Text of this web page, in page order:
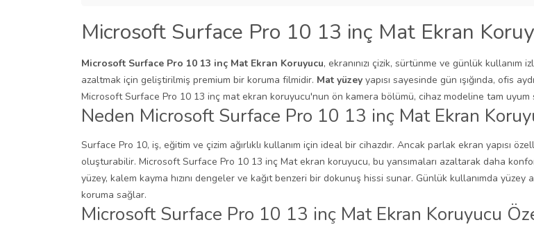
Microsoft Surface Pro 10 13 inç Mat Ekran
Microsoft Surface Pro 10 13 inç Mat Ekran Koruyucu, ekranınızı çizik, sürtünme ve günlük kullanım
azaltmak için geliştirilmiş premium bir koruma filmidir. Mat yüzey yapısı sayesinde gün ışığında, ofis
Microsoft Surface Pro 10 13 inç mat ekran koruyucu'nun ön kamera bölümü, cihaz modeline tam uyum
Neden Microsoft Surface Pro 10 13 inç Mat Ekran
Surface Pro 10, iş, eğitim ve çizim ağırlıklı kullanım için ideal bir cihazdır. Ancak parlak ekran yapısı
oluşturabilir. Microsoft Surface Pro 10 13 inç Mat ekran koruyucu, bu yansımaları azaltarak daha
yüzey, kalem kayma hızını dengeler ve kağıt benzeri bir dokunuş hissi sunar. Günlük kullanımda
koruma sağlar.
Microsoft Surface Pro 10 13 inç Mat Ekran Koruyucu